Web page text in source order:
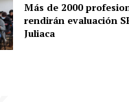
Más de 2000
rendirán evaluación
Juliaca